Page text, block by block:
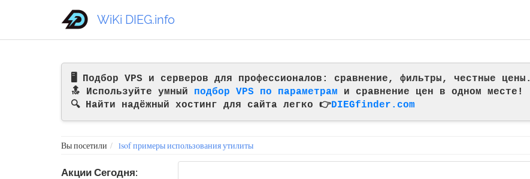
🖥️ Подбор VPS и серверов для профессионалов: сравнение, фильтры, честные цены.
🔝 Используйте умный подбор VPS по параметрам и сравнение цен в одном месте!
🔍 Найти надёжный хостинг для сайта легко 👉DIEGfinder.com
WiKi DIEG.info
Вы посетили lsof примеры использования утилиты
Акции Сегодня: